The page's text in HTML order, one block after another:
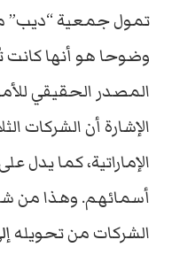
تمول جمعية “ديب” من
وضوحا هو أنها
المصدر الحقيقي
الإشارة أن الشركات
الإماراتية، كما يدل
أسمائهم. وهذا من
الشركات من تحويله